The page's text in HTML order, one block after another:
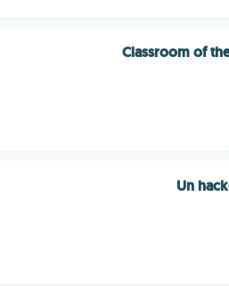
Classroom of
Un